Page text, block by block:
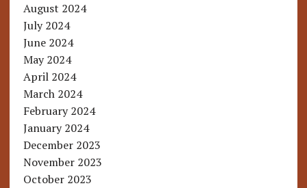
August 2024
July 2024
June 2024
May 2024
April 2024
March 2024
February 2024
January 2024
December 2023
November 2023
October 2023